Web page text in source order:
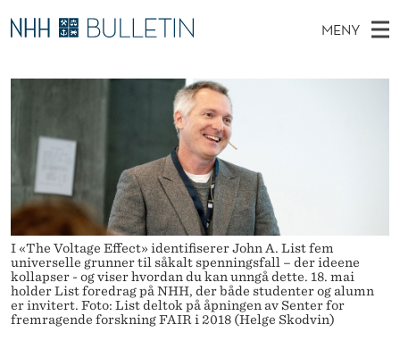
F
E
M
R
U
N
N
E
R
MENY
O
D
M
E
N
Y
Ø
T
T
D
E
Stipendiater og nye forskerprofiler
Ekspertutvalg
Om Bulletin
I «The Voltage Effect» identifiserer John A. List fem
universelle grunner til såkalt spenningsfall – der ideene
kollapser - og viser hvordan du kan unngå dette. 18. mai
holder List foredrag på NHH, der både studenter og alumn
er invitert. Foto: List deltok på åpningen av Senter for
fremragende forskning FAIR i 2018 (Helge Skodvin)